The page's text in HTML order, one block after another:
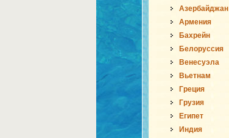
Азербайджан
Армения
Бахрейн
Белоруссия
Венесуэла
Вьетнам
Греция
Грузия
Египет
Индия